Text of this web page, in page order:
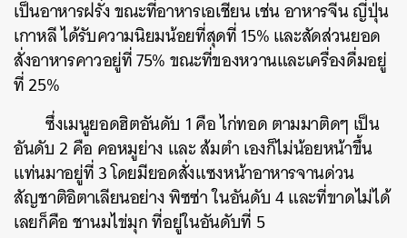
เป็นอาหารฝรั่ง ขณะที่อาหารเอเชียน เช่น อาหารจีน ญี่ปุ่น
เกาหลี ได้รับความนิยมน้อยที่สุดที่ 15% และสัดส่วนยอด
สั่งอาหารคาวอยู่ที่ 75% ขณะที่ของหวานและเครื่องดื่มอยู่
ที่ 25%
ซึ่งเมนูยอดฮิตอันดับ 1 คือ ไก่ทอด ตามมาติดๆ เป็น
อันดับ 2 คือ คอหมูย่าง และ ส้มตำ เองก็ไม่น้อยหน้าขึ้น
แท่นมาอยู่ที่ 3 โดยมียอดสั่งแซงหน้าอาหารจานด่วน
สัญชาติอิตาเลียนอย่าง พิซซ่า ในอันดับ 4 และที่ขาดไม่ได้
เลยก็คือ ชานมไข่มุก ที่อยู่ในอันดับที่ 5
ค้นหา
SHARE TWEET LINE EMAIL